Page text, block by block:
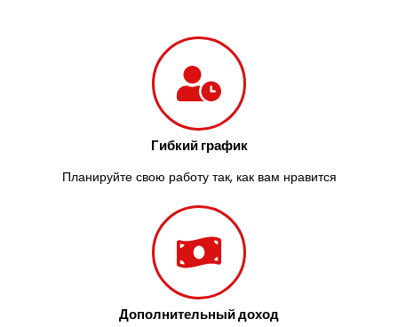
Гибкий график
Планируйте свою работу так, как вам нравится
Дополнительный доход
Зазимье